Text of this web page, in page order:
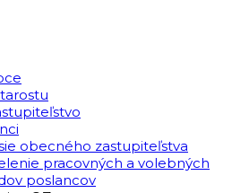
obecného zastupiteľstva
pracovných a volebných
poslancov